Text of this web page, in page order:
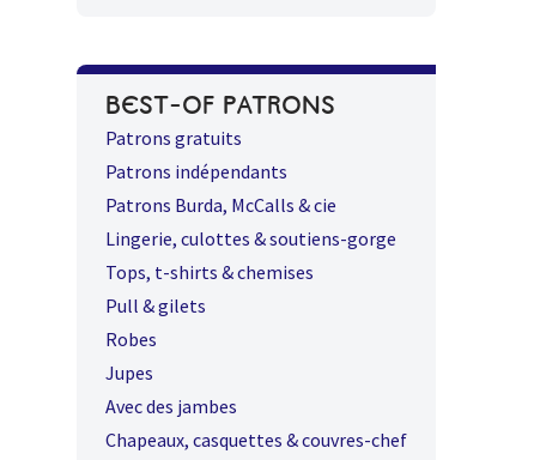
BEST-OF PATRONS
Patrons gratuits
Patrons indépendants
Patrons Burda, McCalls & cie
Lingerie, culottes & soutiens-gorge
Tops, t-shirts & chemises
Pull & gilets
Robes
Jupes
Avec des jambes
Chapeaux, casquettes & couvres-chef